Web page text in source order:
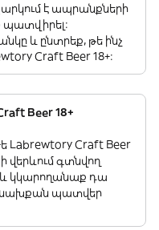
է ապրանքների
պատվիրել:
և ընտրեք, թե ինչ
Craft Beer 18+:
Beer 18+
Labrewtory Craft Beer
վերևում գտնվող
կկարողանաք դա
նախքան պատվեր